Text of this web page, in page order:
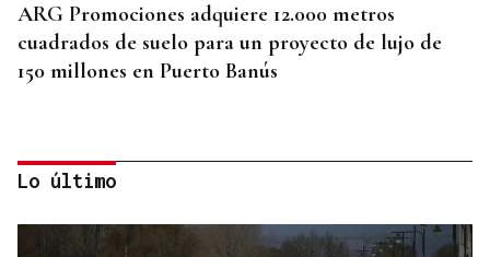
ARG Promociones adquiere 12.000 metros
cuadrados de suelo para un proyecto de lujo de
150 millones en Puerto Banús
Lo último